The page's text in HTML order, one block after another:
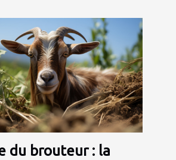
du brouteur : la